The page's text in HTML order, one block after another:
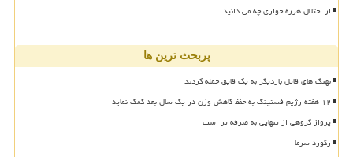
از اختلال هرزه خواری چه می دانید
پربحث ترین ها
نهنگ های قاتل باردیگر به یک قایق حمله کردند
۱۲ هفته رژیم فستینگ به حفظ کاهش وزن در یک سال بعد کمک نماید
پرواز گروهی از تنهایی به صرفه تر است
رکورد سرما